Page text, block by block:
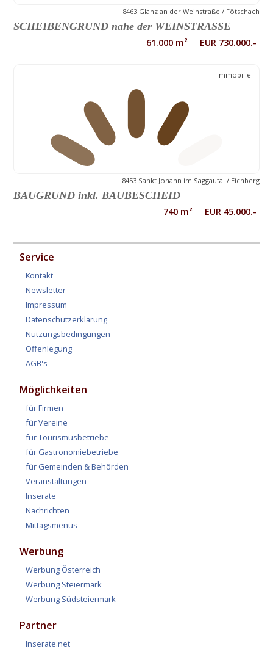
8463 Glanz an der Weinstraße / Fötschach
SCHEIBENGRUND nahe der WEINSTRASSE
61.000 m² EUR 730.000.-
Immobilie
8453 Sankt Johann im Saggautal / Eichberg
BAUGRUND inkl. BAUBESCHEID
740 m² EUR 45.000.-
Service
Kontakt
Newsletter
Impressum
Datenschutzerklärung
Nutzungsbedingungen
Offenlegung
AGB's
Möglichkeiten
für Firmen
für Vereine
für Tourismusbetriebe
für Gastronomiebetriebe
für Gemeinden & Behörden
Veranstaltungen
Inserate
Nachrichten
Mittagsmenüs
Werbung
Werbung Österreich
Werbung Steiermark
Werbung Südsteiermark
Partner
Inserate.net